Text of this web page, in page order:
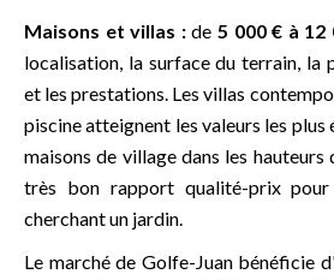
Maisons et villas :de5 000 € à 12
localisation, la surface du terrain, la
et les prestations. Les villas
piscine atteignent les valeurs les plus
maisons de village dans les
très bon rapport qualité-prix pour
cherchant un jardin.
Le marché de Golfe-Juan bénéficie